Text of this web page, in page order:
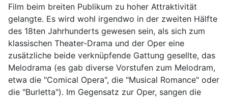
Film beim breiten Publikum zu hoher Attraktivität
gelangte. Es wird wohl irgendwo in der zweiten Hälfte
des 18ten Jahrhunderts gewesen sein, als sich zum
klassischen Theater-Drama und der Oper eine
zusätzliche beide verknüpfende Gattung gesellte, das
Melodrama (es gab diverse Vorstufen zum Melodram,
etwa die "Comical Opera", die "Musical Romance" oder
die "Burletta"). Im Gegensatz zur Oper, sangen die